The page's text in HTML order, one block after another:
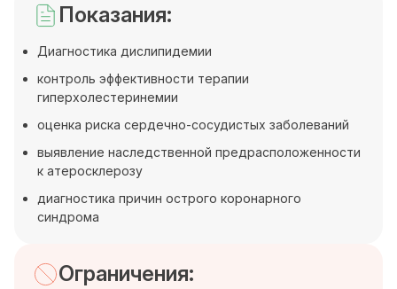
Показания:
Диагностика дислипидемии
контроль эффективности терапии
гиперхолестеринемии
оценка риска сердечно-сосудистых заболеваний
выявление наследственной предрасположенности
к атеросклерозу
диагностика причин острого коронарного
синдрома
Ограничения: